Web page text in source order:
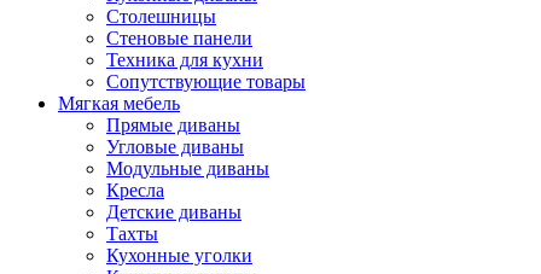
Столешницы
Стеновые панели
Техника для кухни
Сопутствующие товары
Мягкая мебель
Прямые диваны
Угловые диваны
Модульные диваны
Кресла
Детские диваны
Тахты
Кухонные уголки